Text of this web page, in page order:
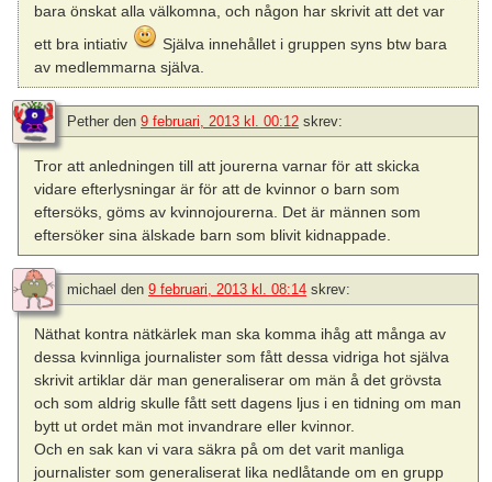
bara önskat alla välkomna, och någon har skrivit att det var
ett bra intiativ
Själva innehållet i gruppen syns btw bara
av medlemmarna själva.
Pether den 9 februari, 2013 kl. 00:12 skrev:
Tror att anledningen till att jourerna varnar för att skicka
vidare efterlysningar är för att de kvinnor o barn som
eftersöks, göms av kvinnojourerna. Det är männen som
eftersöker sina älskade barn som blivit kidnappade.
michael den 9 februari, 2013 kl. 08:14 skrev:
Näthat kontra nätkärlek man ska komma ihåg att många av
dessa kvinnliga journalister som fått dessa vidriga hot själva
skrivit artiklar där man generaliserar om män å det grövsta
och som aldrig skulle fått sett dagens ljus i en tidning om man
bytt ut ordet män mot invandrare eller kvinnor.
Och en sak kan vi vara säkra på om det varit manliga
journalister som generaliserat lika nedlåtande om en grupp